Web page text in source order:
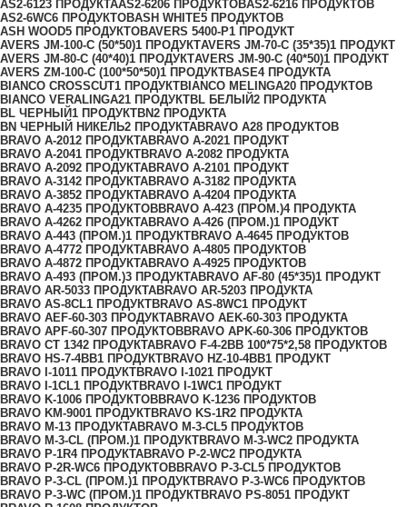
AS2-6123 ПРОДУКТАAS2-6206 ПРОДУКТОВAS2-6216 ПРОДУКТОВ
AS2-6WC6 ПРОДУКТОВASH WHITE5 ПРОДУКТОВ
ASH WOOD5 ПРОДУКТОВAVERS 5400-P1 ПРОДУКТ
AVERS JМ-100-С (50*50)1 ПРОДУКТAVERS JМ-70-С (35*35)1 ПРОДУКТ
AVERS JМ-80-С (40*40)1 ПРОДУКТAVERS JМ-90-С (40*50)1 ПРОДУКТ
AVERS ZM-100-С (100*50*50)1 ПРОДУКТBASE4 ПРОДУКТА
BIANCO CROSSCUT1 ПРОДУКТBIANCO MELINGA20 ПРОДУКТОВ
BIANCO VERALINGA21 ПРОДУКТBL БЕЛЫЙ2 ПРОДУКТА
BL ЧЕРНЫЙ1 ПРОДУКТBN2 ПРОДУКТА
BN ЧЕРНЫЙ НИКЕЛЬ2 ПРОДУКТАBRAVO A28 ПРОДУКТОВ
BRAVO A-2012 ПРОДУКТАBRAVO A-2021 ПРОДУКТ
BRAVO A-2041 ПРОДУКТBRAVO A-2082 ПРОДУКТА
BRAVO A-2092 ПРОДУКТАBRAVO A-2101 ПРОДУКТ
BRAVO A-3142 ПРОДУКТАBRAVO A-3182 ПРОДУКТА
BRAVO A-3852 ПРОДУКТАBRAVO A-4204 ПРОДУКТА
BRAVO A-4235 ПРОДУКТОВBRAVO A-423 (ПРОМ.)4 ПРОДУКТА
BRAVO A-4262 ПРОДУКТАBRAVO A-426 (ПРОМ.)1 ПРОДУКТ
BRAVO A-443 (ПРОМ.)1 ПРОДУКТBRAVO A-4645 ПРОДУКТОВ
BRAVO A-4772 ПРОДУКТАBRAVO A-4805 ПРОДУКТОВ
BRAVO A-4872 ПРОДУКТАBRAVO A-4925 ПРОДУКТОВ
BRAVO A-493 (ПРОМ.)3 ПРОДУКТАBRAVO AF-80 (45*35)1 ПРОДУКТ
BRAVO AR-5033 ПРОДУКТАBRAVO AR-5203 ПРОДУКТА
BRAVO AS-8CL1 ПРОДУКТBRAVO AS-8WC1 ПРОДУКТ
BRAVO AЕF-60-303 ПРОДУКТАBRAVO AЕK-60-303 ПРОДУКТА
BRAVO AРF-60-307 ПРОДУКТОВBRAVO AРK-60-306 ПРОДУКТОВ
BRAVO CT 1342 ПРОДУКТАBRAVO F-4-2BB 100*75*2,58 ПРОДУКТОВ
BRAVO HS-7-4BB1 ПРОДУКТBRAVO HZ-10-4BB1 ПРОДУКТ
BRAVO I-1011 ПРОДУКТBRAVO I-1021 ПРОДУКТ
BRAVO I-1CL1 ПРОДУКТBRAVO I-1WC1 ПРОДУКТ
BRAVO K-1006 ПРОДУКТОВBRAVO K-1236 ПРОДУКТОВ
BRAVO KM-9001 ПРОДУКТBRAVO KS-1R2 ПРОДУКТА
BRAVO M-13 ПРОДУКТАBRAVO M-3-CL5 ПРОДУКТОВ
BRAVO M-3-CL (ПРОМ.)1 ПРОДУКТBRAVO M-3-WC2 ПРОДУКТА
BRAVO P-1R4 ПРОДУКТАBRAVO P-2-WC2 ПРОДУКТА
BRAVO P-2R-WC6 ПРОДУКТОВBRAVO P-3-CL5 ПРОДУКТОВ
BRAVO P-3-CL (ПРОМ.)1 ПРОДУКТBRAVO P-3-WC6 ПРОДУКТОВ
BRAVO P-3-WC (ПРОМ.)1 ПРОДУКТBRAVO PS-8051 ПРОДУКТ